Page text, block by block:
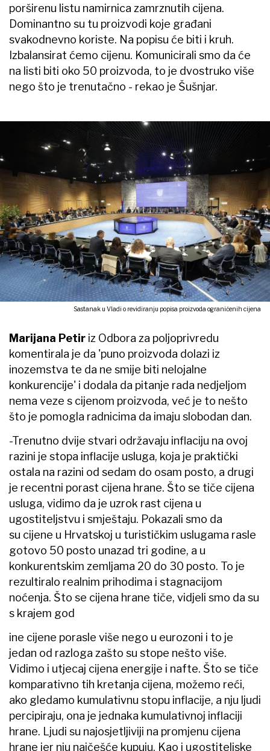
porširenu listu namirnica zamrznutih cijena.
Dominantno su tu proizvodi koje građani
svakodnevno koriste. Na popisu će biti i kruh.
Izbalansirat ćemo cijenu. Komunicirali smo da će
na listi biti oko 50 proizvoda, to je dvostruko više
nego što je trenutačno - rekao je Šušnjar.
Sastanak u Vladi o revidiranju popisa proizvoda ograničenih cijena
Marijana Petir iz Odbora za poljoprivredu
komentirala je da 'puno proizvoda dolazi iz
inozemstva te da ne smije biti nelojalne
konkurencije' i dodala da pitanje rada nedjeljom
nema veze s cijenom proizvoda, već je to nešto
što je pomogla radnicima da imaju slobodan dan.
-Trenutno dvije stvari održavaju inflaciju na ovoj
razini je stopa inflacije usluga, koja je praktički
ostala na razini od sedam do osam posto, a drugi
je recentni porast cijena hrane. Što se tiče cijena
usluga, vidimo da je uzrok rast cijena u
ugostiteljstvu i smještaju. Pokazali smo da
su cijene u Hrvatskoj u turističkim uslugama rasle
gotovo 50 posto unazad tri godine, a u
konkurentskim zemljama 20 do 30 posto. To je
rezultiralo realnim prihodima i stagnacijom
noćenja. Što se cijena hrane tiče, vidjeli smo da su
s krajem god
ine cijene porasle više nego u eurozoni i to je
jedan od razloga zašto su stope nešto više.
Vidimo i utjecaj cijena energije i nafte. Što se tiče
komparativno tih kretanja cijena, možemo reći,
ako gledamo kumulativnu stopu inflacije, a nju ljudi
percipiraju, ona je jednaka kumulativnoj inflaciji
hrane. Ljudi su najosjetljiviji na promjenu cijena
hrane jer nju najčešće kupuju. Kao i ugostiteljske